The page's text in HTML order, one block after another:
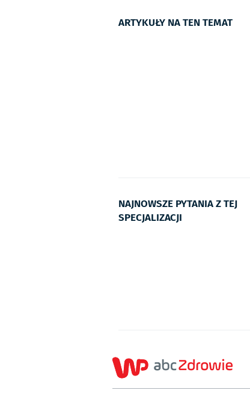
ARTYKUŁY NA TEN TEMAT
NAJNOWSZE PYTANIA Z TEJ
SPECJALIZACJI